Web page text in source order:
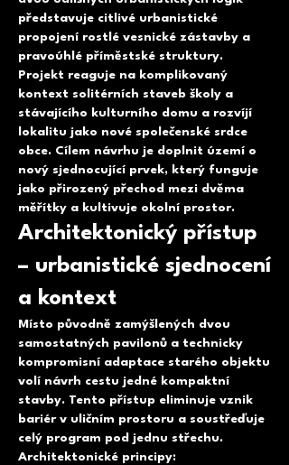
představuje citlivé urbanistické
propojení rostlé vesnické zástavby a
pravoúhlé příměstské struktury.
Projekt reaguje na komplikovaný
kontext solitérních staveb školy a
stávajícího kulturního domu a rozvíjí
lokalitu jako nové společenské srdce
obce. Cílem návrhu je doplnit území o
nový sjednocující prvek, který funguje
jako přirozený přechod mezi dvěma
měřítky a kultivuje okolní prostor.
Architektonický přístup
– urbanistické sjednocení
a kontext
Místo původně zamýšlených dvou
samostatných pavilonů a technicky
kompromisní adaptace starého objektu
volí návrh cestu jedné kompaktní
stavby. Tento přístup eliminuje vznik
bariér v uličním prostoru a soustřeďuje
celý program pod jednu střechu.
Architektonické principy: